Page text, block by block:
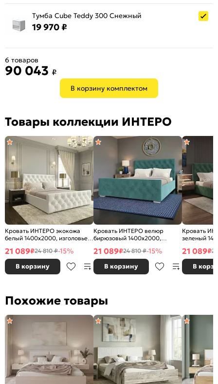
Тумба Cube Teddy 300 Снежный
19 970 ₽
В корзину комплектом
6 товаров
90 043 ₽
Товары коллекции ИНТЕРО
Кровать ИНТЕРО экокожа
белый 1400x2000, изголовье
21 089₽24 810 ₽-15%
В корзину
Кровать ИНТЕРО велюр
бирюзовый 1400x2000,
21 089₽24 810 ₽-15%
В корзину
Кровать
зеленый
21 089₽
В
Похожие товары